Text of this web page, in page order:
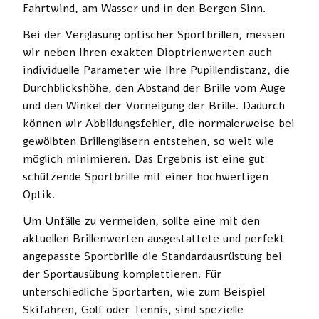
Fahrtwind, am Wasser und in den Bergen Sinn.
Bei der Verglasung optischer Sportbrillen, messen
wir neben Ihren exakten Dioptrienwerten auch
individuelle Parameter wie Ihre Pupillendistanz, die
Durchblickshöhe, den Abstand der Brille vom Auge
und den Winkel der Vorneigung der Brille. Dadurch
können wir Abbildungsfehler, die normalerweise bei
gewölbten Brillengläsern entstehen, so weit wie
möglich minimieren. Das Ergebnis ist eine gut
schützende Sportbrille mit einer hochwertigen
Optik.
Um Unfälle zu vermeiden, sollte eine mit den
aktuellen Brillenwerten ausgestattete und perfekt
angepasste Sportbrille die Standardausrüstung bei
der Sportausübung komplettieren. Für
unterschiedliche Sportarten, wie zum Beispiel
Skifahren, Golf oder Tennis, sind spezielle